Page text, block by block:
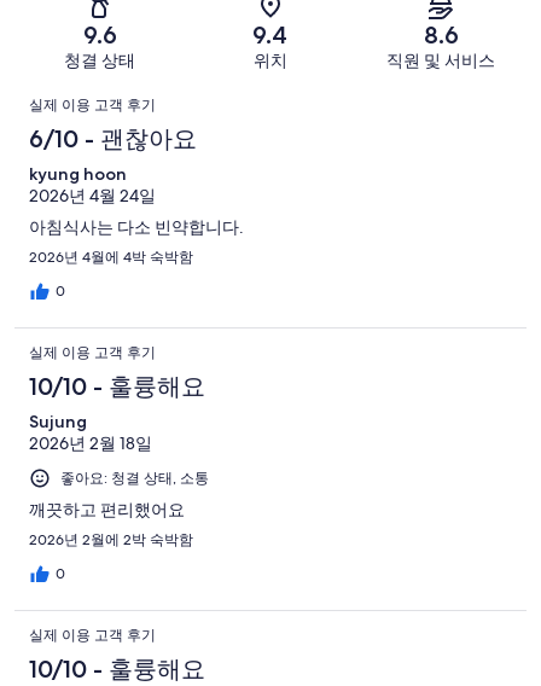
후
기
339
후
기
중
74
개
개
이
후
기
중
개
453
개
이
용
후
기
개
별
요.
453
개
이
용
중
개
9.6
청결 상태
9.4
위치
8.6
직원 및 서비스
이
용
후
기
실제 이용 고객 후기
6/10 - 괜찮아요
kyung hoon
2026년 4월 24일
아침식사는 다소 빈약합니다.
2026년 4월에 4박 숙박함
0
실제 이용 고객 후기
10/10 - 훌륭해요
Sujung
2026년 2월 18일
좋아요: 청결 상태, 소통
깨끗하고 편리했어요
2026년 2월에 2박 숙박함
0
실제 이용 고객 후기
10/10 - 훌륭해요